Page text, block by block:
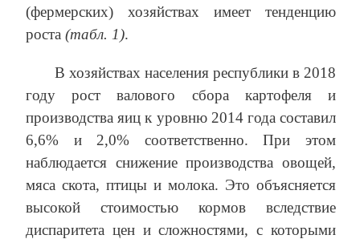
(фермерских) хозяйствах имеет тенденцию
роста (табл. 1).
В хозяйствах населения республики в 2018
году рост валового сбора картофеля и
производства яиц к уровню 2014 года составил
6,6% и 2,0% соответственно. При этом
наблюдается снижение производства овощей,
мяса скота, птицы и молока. Это объясняется
высокой стоимостью кормов вследствие
диспаритета цен и сложностями, с которыми